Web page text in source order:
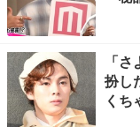
「
扮し
くち